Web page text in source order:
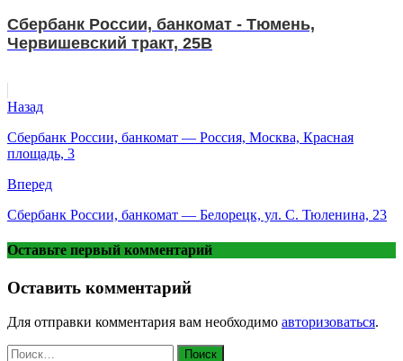
Сбербанк России, банкомат - Тюмень,
Червишевский тракт, 25В
Назад
Сбербанк России, банкомат — Россия, Москва, Красная
площадь, 3
Вперед
Сбербанк России, банкомат — Белорецк, ул. С. Тюленина, 23
Оставьте первый комментарий
Оставить комментарий
Для отправки комментария вам необходимо авторизоваться.
Найти: